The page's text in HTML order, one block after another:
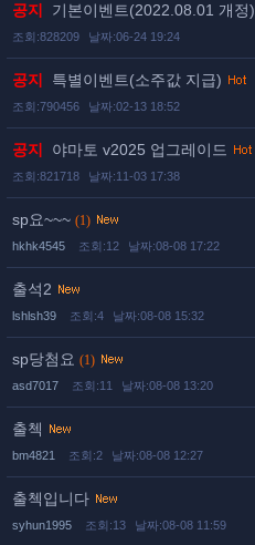
공지 기본이벤트(2022.08.01 개정)
조회:828209 날짜:06-24 19:24
공지 특별이벤트(소주값 지급)
조회:790456 날짜:02-13 18:52
공지 야마토 v2025 업그레이드
조회:821718 날짜:11-03 17:38
sp요~~~ (1)
hkhk4545 조회:12 날짜:08-08 17:22
출석2
lshlsh39 조회:4 날짜:08-08 15:32
sp당첨요 (1)
asd7017 조회:11 날짜:08-08 13:20
출첵
bm4821 조회:2 날짜:08-08 12:27
출첵입니다
syhun1995 조회:13 날짜:08-08 11:59